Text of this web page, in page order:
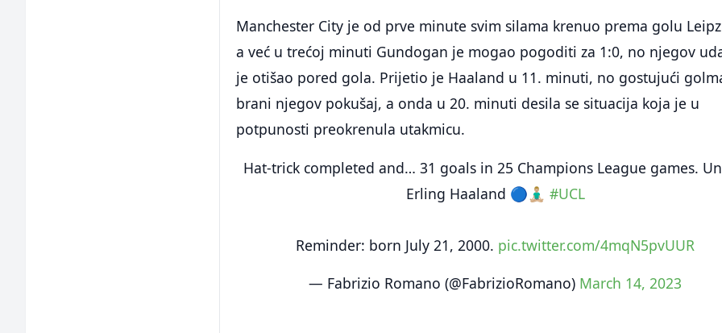
Manchester City je od prve minute svim silama krenuo prema golu
a već u trećoj minuti Gundogan je mogao pogoditi za 1:0, no njegov
je otišao pored gola. Prijetio je Haaland u 11. minuti, no gostujući
brani njegov pokušaj, a onda u 20. minuti desila se situacija koja je u
potpunosti preokrenula utakmicu.
Hat-trick completed and… 31 goals in 25 Champions League games.
Erling Haaland 🔵🧘🏼‍♂️ #UCL
Reminder: born July 21, 2000. pic.twitter.com/4mqN5pvUUR
— Fabrizio Romano (@FabrizioRomano) March 14, 2023